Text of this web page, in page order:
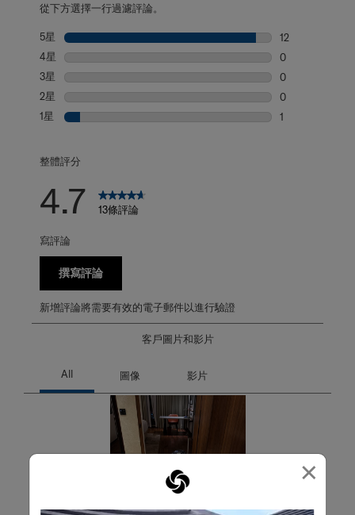
×
從下方選擇一行過濾評論。
5星 星級
12
4星 星級
0
3星 星級
0
2星 星級
0
1星 星級
1
整體評分
4.7 13條評論
寫評論
撰寫評論
新增評論將需要有效的電子郵件以進行驗證
客戶圖片和影片